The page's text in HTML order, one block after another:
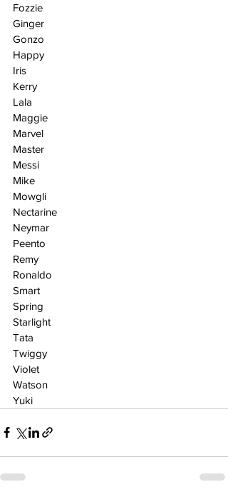
Fozzie
Ginger
Gonzo
Happy
Iris
Kerry
Lala
Maggie
Marvel
Master
Messi
Mike
Mowgli
Nectarine
Neymar
Peento
Remy
Ronaldo
Smart
Spring
Starlight
Tata
Twiggy
Violet
Watson
Yuki